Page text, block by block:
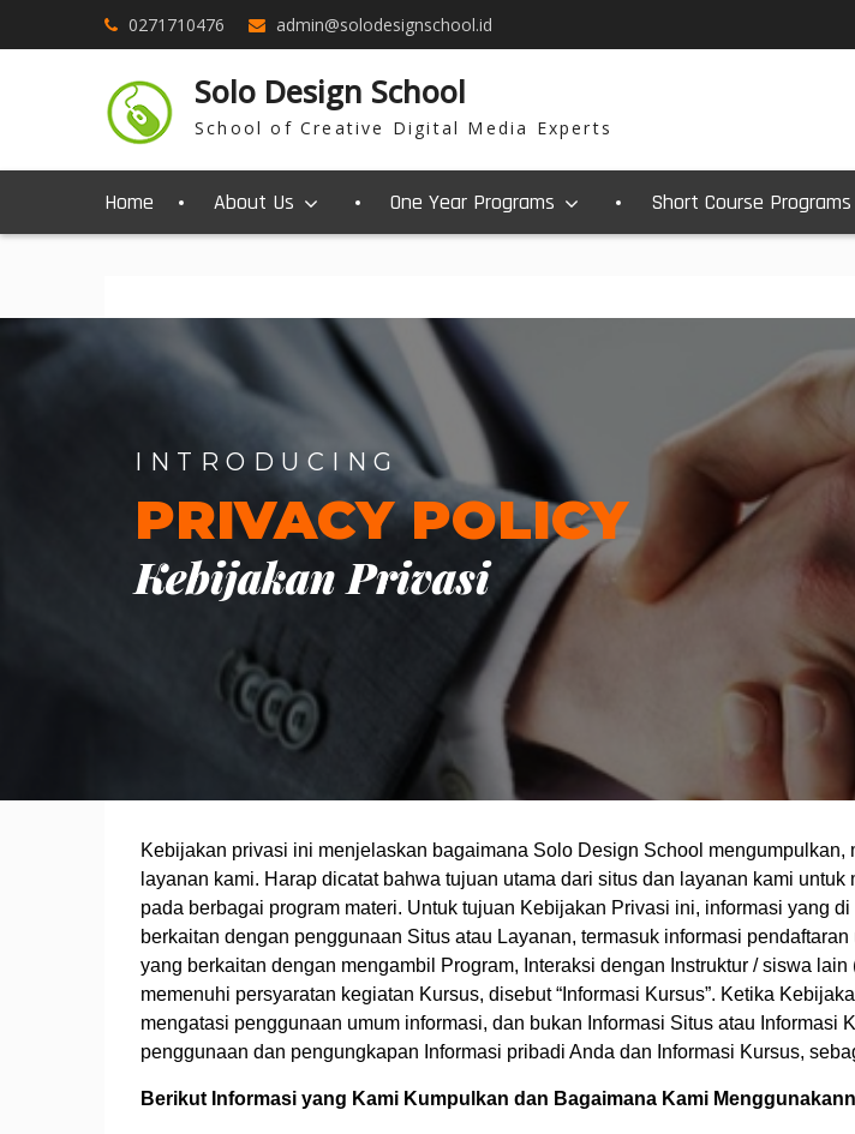
0271710476 admin@solodesignschool.id
Solo Design School
School of Creative Digital Media Experts
Home About Us One Year Programs Short Course Programs
INTRODUCING
PRIVACY POLICY
Kebijakan Privasi
Kebijakan privasi ini menjelaskan bagaimana Solo Design School
layanan kami. Harap dicatat bahwa tujuan utama dari situs dan layanan kami
pada berbagai program materi. Untuk tujuan Kebijakan Privasi ini, informasi yang
berkaitan dengan penggunaan Situs atau Layanan, termasuk informasi
yang berkaitan dengan mengambil Program, Interaksi dengan Instruktur / siswa
memenuhi persyaratan kegiatan Kursus, disebut “Informasi Kursus”. Ketika
mengatasi penggunaan umum informasi, dan bukan Informasi Situs atau
penggunaan dan pengungkapan Informasi pribadi Anda dan Informasi Kursus,
Berikut Informasi yang Kami Kumpulkan dan Bagaimana Kami